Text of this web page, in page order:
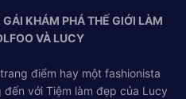
KHÁM PHÁ THẾ GIỚI LÀM
VÀ LUCY
điểm hay một fashionista
với Tiệm làm đẹp của Lucy